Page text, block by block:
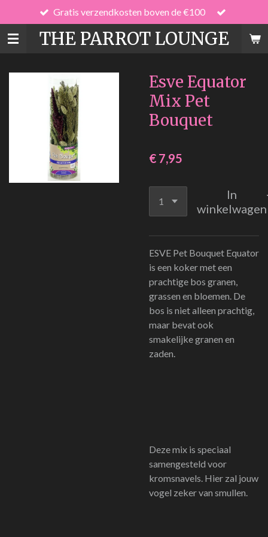
direct
naar
de
THE PARROT LOUNGE
Gratis verzendkosten boven de €100
Esve Equator
Mix Pet
Bouquet
€ 7,95
In
winkelwagen
ESVE Pet Bouquet Equator
is een koker met een
prachtige bos granen,
grassen en bloemen. De
bos is niet alleen prachtig,
maar bevat ook
smakelijke granen en
zaden.
Deze mix is speciaal
samengesteld voor
kromsnavels. Hier zal jouw
vogel zeker van smullen.